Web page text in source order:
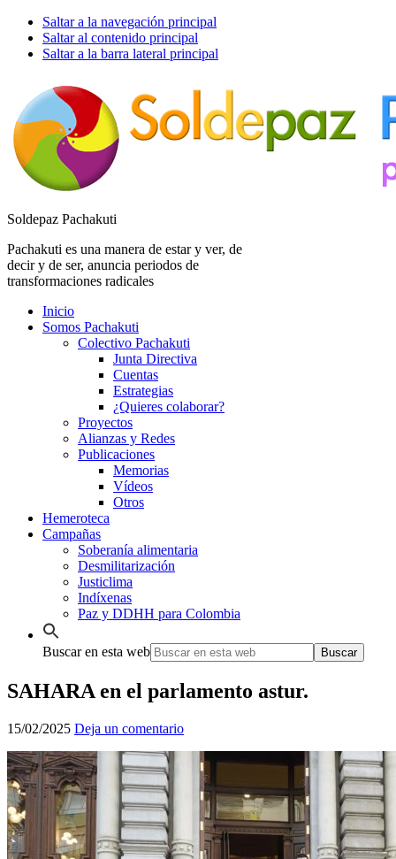
Saltar a la navegación principal
Saltar al contenido principal
Saltar a la barra lateral principal
Soldepaz Pachakuti
Pachakuti es una manera de estar y ver, de
decir y de ser, anuncia periodos de
transformaciones radicales
Inicio
Somos Pachakuti
Colectivo Pachakuti
Junta Directiva
Cuentas
Estrategias
¿Quieres colaborar?
Proyectos
Alianzas y Redes
Publicaciones
Memorias
Vídeos
Otros
Hemeroteca
Campañas
Soberanía alimentaria
Desmilitarización
Justiclima
Indíxenas
Paz y DDHH para Colombia
Buscar en esta web
SAHARA en el parlamento astur.
15/02/2025 Deja un comentario